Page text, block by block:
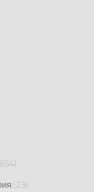
(23)